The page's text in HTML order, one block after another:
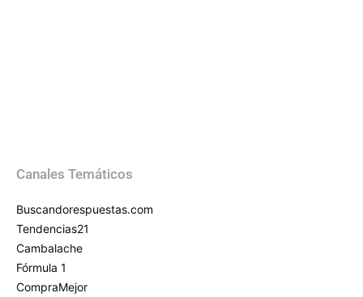
Canales Temáticos
Buscandorespuestas.com
Tendencias21
Cambalache
Fórmula 1
CompraMejor